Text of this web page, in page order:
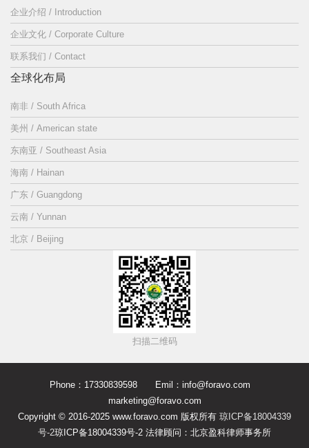
企业介绍 / Introduction
企业文化 / Corporate Culture
联系我们 / Contact
全球化布局
南非 / South Africa
美州 / American state
东南亚 / Southeast Asia
海南 / Hainan
广东 / Guangdong
云南 / Yunnan
北京 / Beijing
扫描二维码
Phone：17330839598 Emil：info@foravo.com
marketing@foravo.com
Copyright © 2016-2025 www.foravo.com 版权所有 琼ICP备18004339
号-2琼ICP备18004339号-2 法律顾问：北京盈科律师事务所